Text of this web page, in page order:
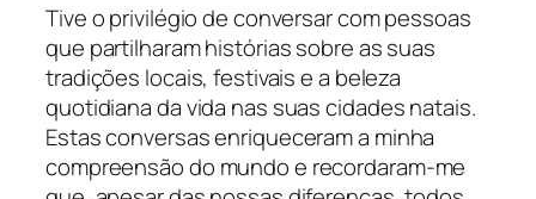
Tive o privilégio de conversar com pessoas
que partilharam histórias sobre as suas
tradições locais, festivais e a beleza
quotidiana da vida nas suas cidades natais.
Estas conversas enriqueceram a minha
compreensão do mundo e recordaram-me